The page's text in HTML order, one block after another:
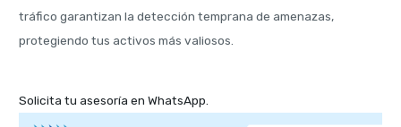
tráfico garantizan la detección temprana de amenazas,
protegiendo tus activos más valiosos.
Solicita tu asesoría en WhatsApp.